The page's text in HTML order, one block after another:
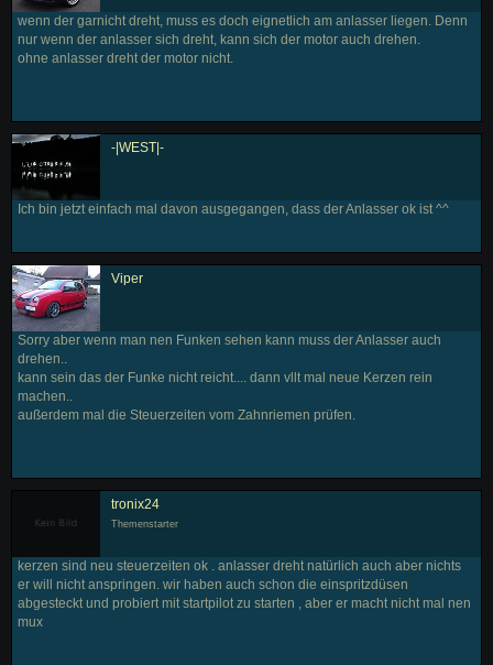
wenn der garnicht dreht, muss es doch eignetlich am anlasser liegen. Denn
nur wenn der anlasser sich dreht, kann sich der motor auch drehen.
ohne anlasser dreht der motor nicht.
-|WEST|-
Ich bin jetzt einfach mal davon ausgegangen, dass der Anlasser ok ist ^^
Viper
Sorry aber wenn man nen Funken sehen kann muss der Anlasser auch
drehen..
kann sein das der Funke nicht reicht.... dann vllt mal neue Kerzen rein
machen..
außerdem mal die Steuerzeiten vom Zahnriemen prüfen.
tronix24
Themenstarter
kerzen sind neu steuerzeiten ok . anlasser dreht natürlich auch aber nichts
er will nicht anspringen. wir haben auch schon die einspritzdüsen
abgesteckt und probiert mit startpilot zu starten , aber er macht nicht mal nen
mux